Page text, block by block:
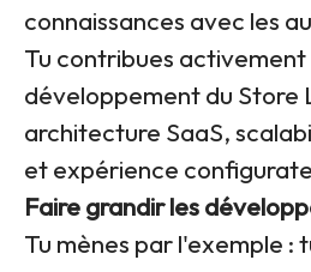
connaissances avec les
Tu contribues activement
développement du Store
architecture SaaS,
et expérience
Faire grandir les
Tu mènes par l'exemple :